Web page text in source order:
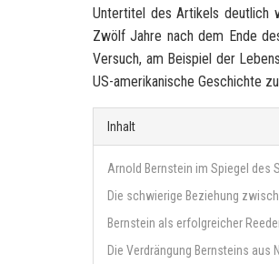
Un­ter­ti­tel des Ar­ti­kels deut­lich
Zwölf Jahre nach dem Ende
Ver­such, am Bei­spiel der
US-​amerikanische Ge­schich­te
Inhalt
Arnold Bernstein im Spiegel des
Die schwierige Beziehung
Bernstein als erfolgreicher
Die Verdrängung Bernsteins aus